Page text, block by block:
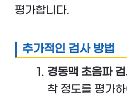
평가합니다.
추가적인 검사 방법
경동맥 초음파
착 정도를 평가